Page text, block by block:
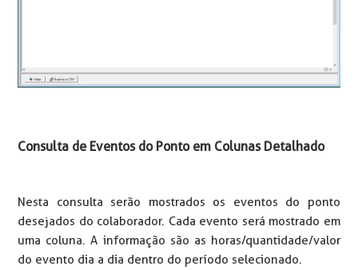
Consulta de Eventos do Ponto em Colunas Detalhado
Nesta consulta serão mostrados os eventos do ponto
desejados do colaborador. Cada evento será mostrado em
uma coluna. A informação são as horas/quantidade/valor
do evento dia a dia dentro do período selecionado.